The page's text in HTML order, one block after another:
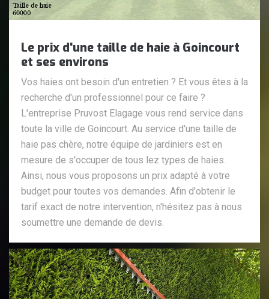
Le prix d'une taille de haie à Goincourt
et ses environs
Vos haies ont besoin d'un entretien ? Et vous êtes à la
recherche d'un professionnel pour ce faire ?
L'entreprise Pruvost Elagage vous rend service dans
toute la ville de Goincourt. Au service d'une taille de
haie pas chère, notre équipe de jardiniers est en
mesure de s'occuper de tous lez types de haies.
Ainsi, nous vous proposons un prix adapté à votre
budget pour toutes vos demandes. Afin d'obtenir le
tarif exact de notre intervention, n'hésitez pas à nous
soumettre une demande de devis.